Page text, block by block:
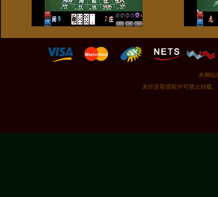
本网站
未经亚星授权许可禁止转载